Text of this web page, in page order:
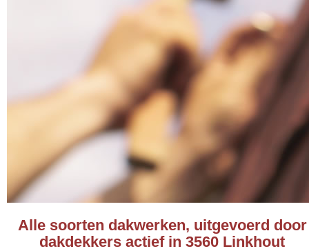
Alle soorten dakwerken, uitgevoerd door
dakdekkers actief in 3560 Linkhout